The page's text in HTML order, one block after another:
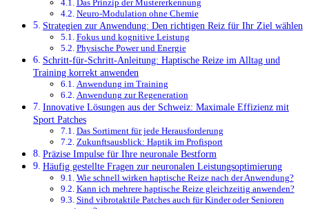
Das Prinzip der Mustererkennung
Neuro-Modulation ohne Chemie
Strategien zur Anwendung: Den richtigen Reiz für Ihr Ziel wählen
Fokus und kognitive Leistung
Physische Power und Energie
Schritt-für-Schritt-Anleitung: Haptische Reize im Alltag und
Training korrekt anwenden
Anwendung im Training
Anwendung zur Regeneration
Innovative Lösungen aus der Schweiz: Maximale Effizienz mit
Sport Patches
Das Sortiment für jede Herausforderung
Zukunftsausblick: Haptik im Profisport
Präzise Impulse für Ihre neuronale Bestform
Häufig gestellte Fragen zur neuronalen Leistungsoptimierung
Wie schnell wirken haptische Reize nach der Anwendung?
Kann ich mehrere haptische Reize gleichzeitig anwenden?
Sind vibrotaktile Patches auch für Kinder oder Senioren